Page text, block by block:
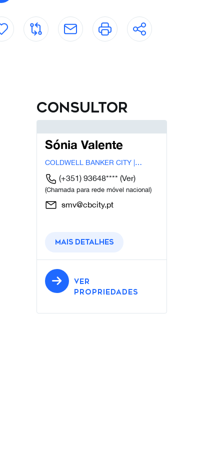
Consultor
Sónia Valente
COLDWELL BANKER CITY |
MALVAROSA
(+351) 93648**** (Ver)
(Chamada para rede móvel nacional)
smv@cbcity.pt
Mais detalhes
VER
PROPRIEDADES